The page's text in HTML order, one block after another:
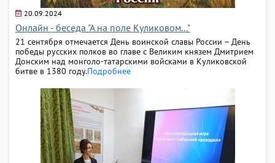
20.09.2024
Онлайн - беседа "А на поле Куликовом..."
21 сентября отмечается День воинской славы России – День
победы русских полков во главе с Великим князем Дмитрием
Донским над монголо-татарскими войсками в Куликовской
битве в 1380 году.Подробнее